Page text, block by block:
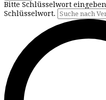
Bitte Schlüsselwort
Schlüsselwort.